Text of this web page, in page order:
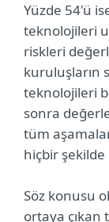
Yüzde 54'ü
teknolojileri
riskleri
kuruluşların
teknolojileri
sonra
tüm
hiçbir
Söz konusu
ortaya